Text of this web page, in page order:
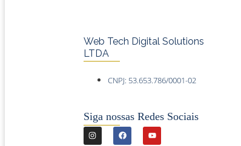
Web Tech Digital Solutions
LTDA
CNPJ: 53.653.786/0001-02
Siga nossas Redes Sociais
I
F
Y